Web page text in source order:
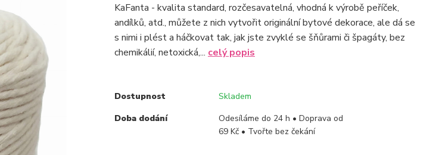
KaFanta - kvalita standard, rozčesavatelná, vhodná k výrobě peříček,
andílků, atd., můžete z nich vytvořit originální bytové dekorace, ale dá se
s nimi i plést a háčkovat tak, jak jste zvyklé se šňůrami či špagáty, bez
chemikálií, netoxická,... celý popis
Dostupnost
Skladem
Doba dodání
Odesíláme do 24 h • Doprava od
69 Kč • Tvořte bez čekání